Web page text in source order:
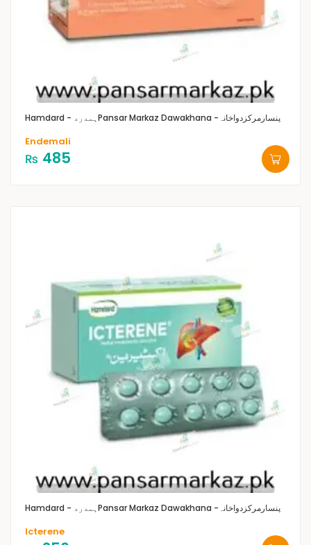
Hamdard - ہمدرد Pansar Markaz Dawakhana -پنسارمرکزدواخانہ
Endemali
₨ 485
Hamdard - ہمدرد Pansar Markaz Dawakhana -پنسارمرکزدواخانہ
Icterene